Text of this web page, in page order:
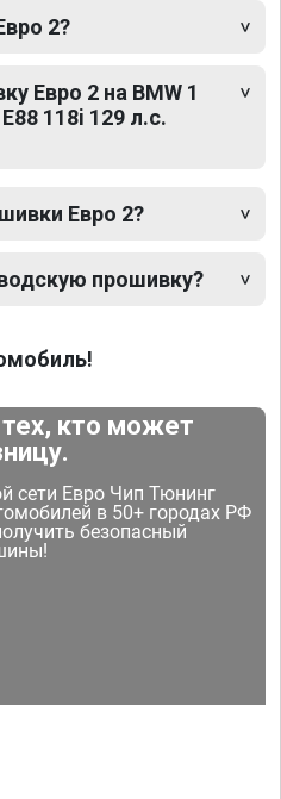
2?
Евро 2 на BMW 1
118i 129 л.с.
Евро 2?
прошивку?
кто может
сети Евро Чип Тюнинг
в 50+ городах РФ
безопасный